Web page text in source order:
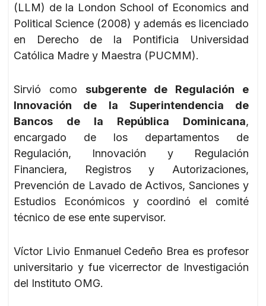
(LLM) de la London School of Economics and
Political Science (2008) y además es licenciado
en Derecho de la Pontificia Universidad
Católica Madre y Maestra (PUCMM).
Sirvió como subgerente de Regulación e
Innovación de la Superintendencia de
Bancos de la República Dominicana,
encargado de los departamentos de
Regulación, Innovación y Regulación
Financiera, Registros y Autorizaciones,
Prevención de Lavado de Activos, Sanciones y
Estudios Económicos y coordinó el comité
técnico de ese ente supervisor.
Víctor Livio Enmanuel Cedeño Brea es profesor
universitario y fue vicerrector de Investigación
del Instituto OMG.